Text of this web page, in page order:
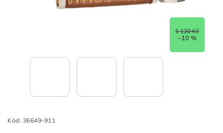
1 120 Kč
–10 %
Kód: 36649-911